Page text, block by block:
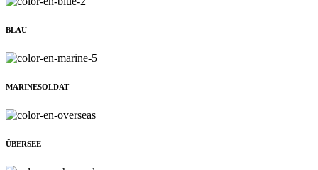
BLAU
MARINESOLDAT
ÜBERSEE